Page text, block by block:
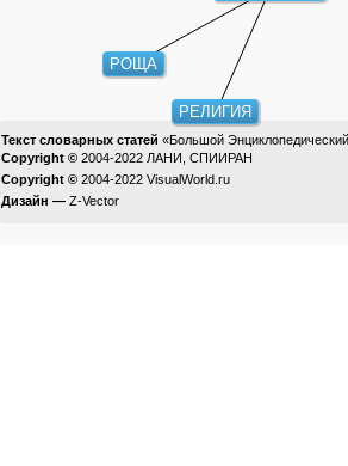
РОЩА
РЕЛИГИЯ
Текст словарных статей «Большой
Copyright © 2004-2022 ЛАНИ, СПИИРАН
Copyright © 2004-2022 VisualWorld.ru
Дизайн — Z-Vector